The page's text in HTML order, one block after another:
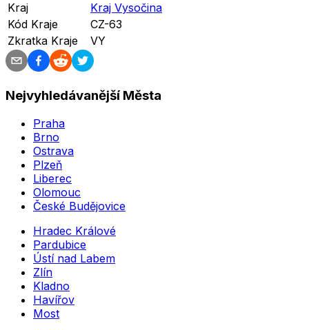
Kraj
Kraj Vysočina
Kód Kraje
CZ-63
Zkratka Kraje
VY
Nejvyhledávanější Města
Praha
Brno
Ostrava
Plzeň
Liberec
Olomouc
České Budějovice
Hradec Králové
Pardubice
Ústí nad Labem
Zlín
Kladno
Havířov
Most